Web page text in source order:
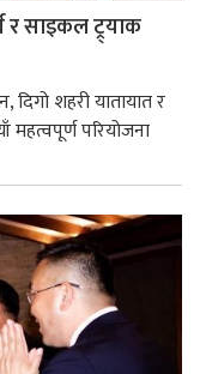
र साइकल ट्र्याक
दिगो शहरी यातायात र
महत्वपूर्ण परियोजना